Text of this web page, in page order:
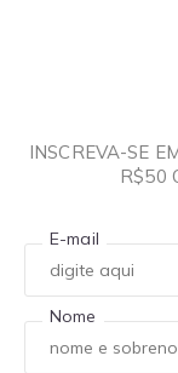
INSCREVA-SE
R$50
E-mail
Nome